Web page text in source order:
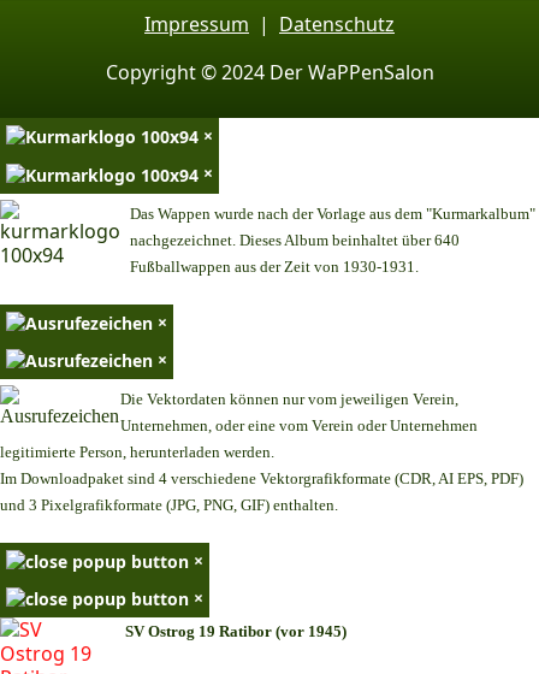
Impressum | Datenschutz
Copyright © 2024 Der WaPPenSalon
×
×
Das Wappen wurde nach der Vorlage aus dem "Kurmarkalbum"
nachgezeichnet. Dieses Album beinhaltet über 640
Fußballwappen aus der Zeit von 1930-1931.
×
×
Die Vektordaten können nur vom jeweiligen Verein,
Unternehmen, oder eine vom Verein oder Unternehmen
legitimierte Person, herunterladen werden.
Im Downloadpaket sind 4 verschiedene Vektorgrafikformate (CDR, AI EPS, PDF)
und 3 Pixelgrafikformate (JPG, PNG, GIF) enthalten.
×
×
SV Ostrog 19 Ratibor (vor 1945)